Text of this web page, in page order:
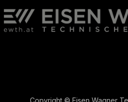
Copyright © Eisen Wagner